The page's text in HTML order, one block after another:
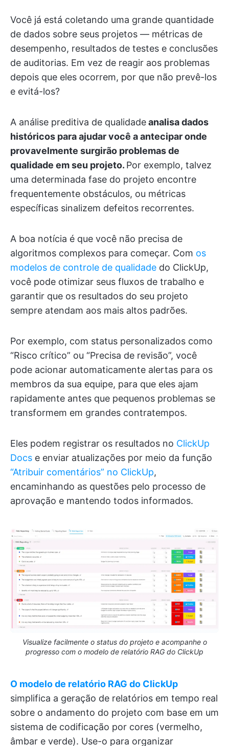
Você já está coletando uma grande quantidade
de dados sobre seus projetos — métricas de
desempenho, resultados de testes e conclusões
de auditorias. Em vez de reagir aos problemas
depois que eles ocorrem, por que não prevê-los
e evitá-los?
A análise preditiva de qualidadeanalisa dados
históricos para ajudar você a antecipar onde
provavelmente surgirão problemas de
qualidade em seu projeto. Por exemplo, talvez
uma determinada fase do projeto encontre
frequentemente obstáculos, ou métricas
específicas sinalizem defeitos recorrentes.
A boa notícia é que você não precisa de
algoritmos complexos para começar. Com os
modelos de controle de qualidade do ClickUp,
você pode otimizar seus fluxos de trabalho e
garantir que os resultados do seu projeto
sempre atendam aos mais altos padrões.
Por exemplo, com status personalizados como
“Risco crítico” ou “Precisa de revisão”, você
pode acionar automaticamente alertas para os
membros da sua equipe, para que eles ajam
rapidamente antes que pequenos problemas se
transformem em grandes contratempos.
Eles podem registrar os resultados no ClickUp
Docs e enviar atualizações por meio da função
“Atribuir comentários” no ClickUp,
encaminhando as questões pelo processo de
aprovação e mantendo todos informados.
Visualize facilmente o status do projeto e acompanhe o
progresso com o modelo de relatório RAG do ClickUp
O modelo de relatório RAG do ClickUp
simplifica a geração de relatórios em tempo real
sobre o andamento do projeto com base em um
sistema de codificação por cores (vermelho,
âmbar e verde). Use-o para organizar